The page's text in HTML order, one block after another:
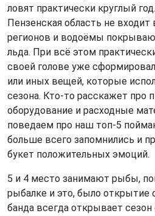
ловят практически круглый
Пензенская область не
регионов и водоёмы
льда. При всё этом
своей голове уже
или иных вещей, которые
сезона. Кто-то расскажет про
оборудование и расходные
поведаем про наш топ-5
больше всего запомнились и
букет положительных эмоций.
5 и 4 место занимают рыбы,
рыбалке и это, было открытие
банда всегда открывает